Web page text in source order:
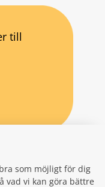
som möjligt för dig
vad vi kan göra bättre
till